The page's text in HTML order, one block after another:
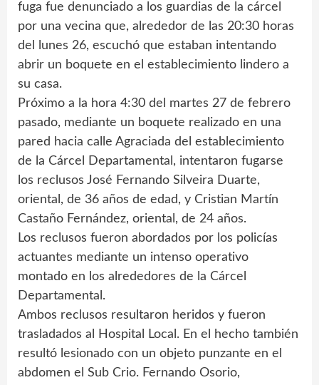
fuga fue denunciado a los guardias de la cárcel
por una vecina que, alrededor de las 20:30 horas
del lunes 26, escuchó que estaban intentando
abrir un boquete en el establecimiento lindero a
su casa.
Próximo a la hora 4:30 del martes 27 de febrero
pasado, mediante un boquete realizado en una
pared hacia calle Agraciada del establecimiento
de la Cárcel Departamental, intentaron fugarse
los reclusos José Fernando Silveira Duarte,
oriental, de 36 años de edad, y Cristian Martín
Castaño Fernández, oriental, de 24 años.
Los reclusos fueron abordados por los policías
actuantes mediante un intenso operativo
montado en los alrededores de la Cárcel
Departamental.
Ambos reclusos resultaron heridos y fueron
trasladados al Hospital Local. En el hecho también
resultó lesionado con un objeto punzante en el
abdomen el Sub Crio. Fernando Osorio,